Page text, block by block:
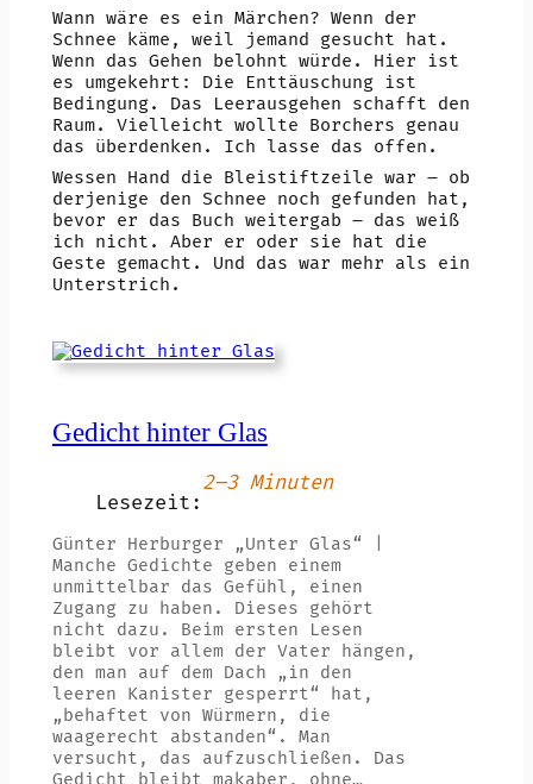
Wann wäre es ein Märchen? Wenn der
Schnee käme, weil jemand gesucht hat.
Wenn das Gehen belohnt würde. Hier ist
es umgekehrt: Die Enttäuschung ist
Bedingung. Das Leerausgehen schafft den
Raum. Vielleicht wollte Borchers genau
das überdenken. Ich lasse das offen.
Wessen Hand die Bleistiftzeile war – ob
derjenige den Schnee noch gefunden hat,
bevor er das Buch weitergab – das weiß
ich nicht. Aber er oder sie hat die
Geste gemacht. Und das war mehr als ein
Unterstrich.
Gedicht hinter Glas
Lesezeit:
2–3 Minuten
Günter Herburger „Unter Glas“ |
Manche Gedichte geben einem
unmittelbar das Gefühl, einen
Zugang zu haben. Dieses gehört
nicht dazu. Beim ersten Lesen
bleibt vor allem der Vater hängen,
den man auf dem Dach „in den
leeren Kanister gesperrt“ hat,
„behaftet von Würmern, die
waagerecht abstanden“. Man
versucht, das aufzuschließen. Das